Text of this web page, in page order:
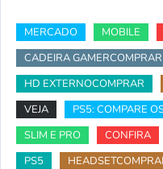
MERCADO MOBILE
CADEIRA GAMERCOMPRAR
HD EXTERNOCOMPRAR
VEJA
PS5: COMPARE
SLIM E PRO
CONFIRA
PS5